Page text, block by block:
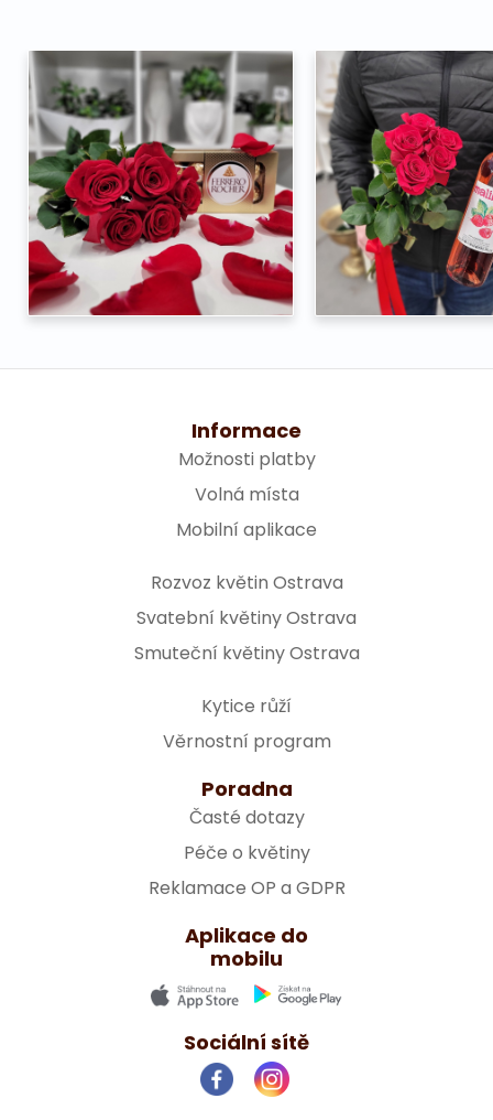
Informace
Možnosti platby
Volná místa
Mobilní aplikace
Rozvoz květin Ostrava
Svatební květiny Ostrava
Smuteční květiny Ostrava
Kytice růží
Věrnostní program
Poradna
Časté dotazy
Péče o květiny
Reklamace OP a GDPR
Aplikace do
mobilu
Sociální sítě